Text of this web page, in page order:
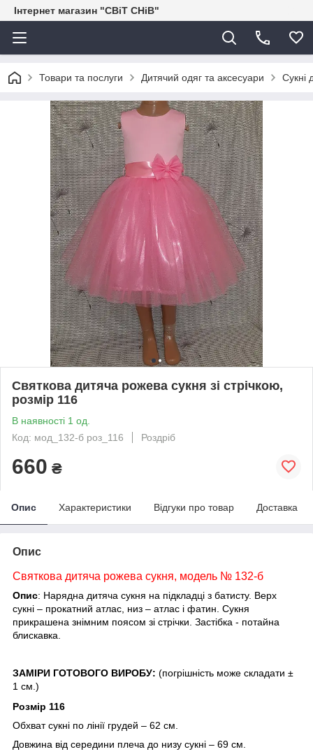
Інтернет магазин "СВіТ СНіВ"
Товари та послуги Дитячий одяг та аксесуари Сукні
Святкова дитяча рожева сукня зі стрічкою,
розмір 116
В наявності 1 од.
Код: мод_132-б роз_116
Роздріб
660 ₴
Опис Характеристики Відгуки про товар Доставка
Опис
Святкова дитяча рожева сукня, модель № 132-б
Опис: Нарядна дитяча сукня на підкладці з батисту. Верх
сукні – прокатний атлас, низ – атлас і фатин. Сукня
прикрашена знімним поясом зі стрічки. Застібка - потайна
блискавка.
ЗАМІРИ ГОТОВОГО ВИРОБУ: (погрішність може складати ±
1 см.)
Розмір 116
Обхват сукні по лінії грудей – 62 см.
Довжина від середини плеча до низу сукні – 69 см.